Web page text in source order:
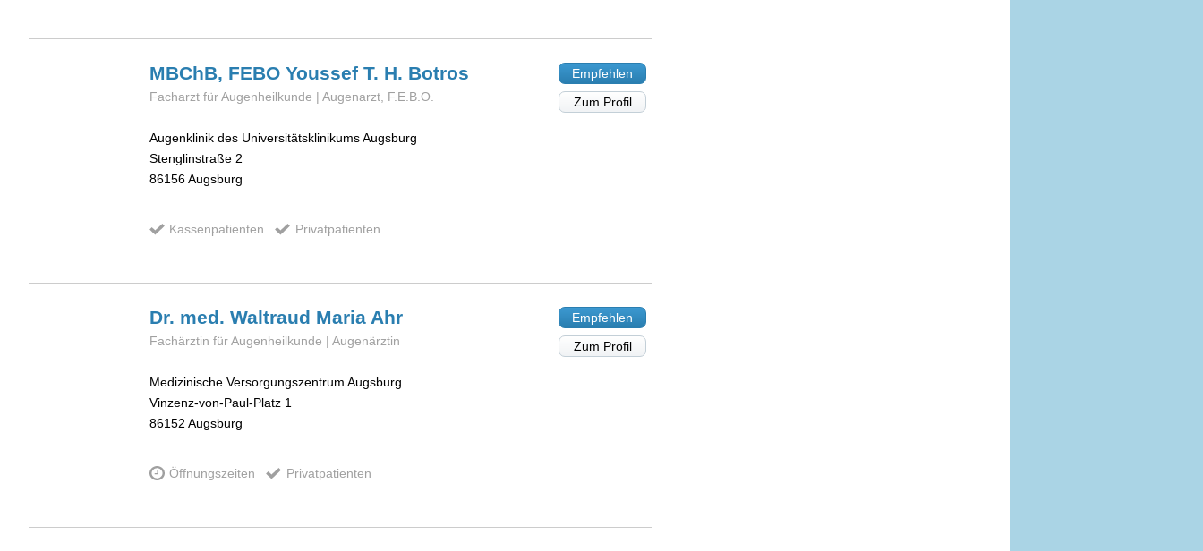
MBChB, FEBO Youssef T. H. Botros
Facharzt für Augenheilkunde | Augenarzt, F.E.B.O.
Augenklinik des Universitätsklinikums Augsburg
Stenglinstraße 2
86156Augsburg
Kassenpatienten Privatpatienten
Empfehlen
Zum Profil
Dr. med. Waltraud Maria Ahr
Fachärztin für Augenheilkunde | Augenärztin
Medizinische Versorgungszentrum Augsburg
Vinzenz-von-Paul-Platz 1
86152 Augsburg
Öffnungszeiten Privatpatienten
Empfehlen
Zum Profil